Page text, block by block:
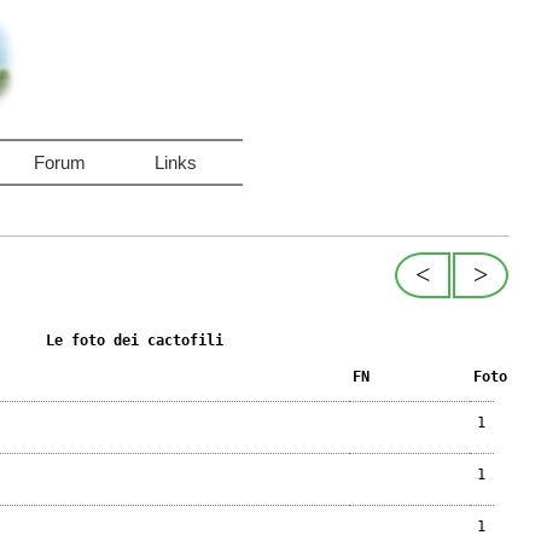
Forum Links
>
<
Le foto dei cactofili
FN Foto
1
1
1